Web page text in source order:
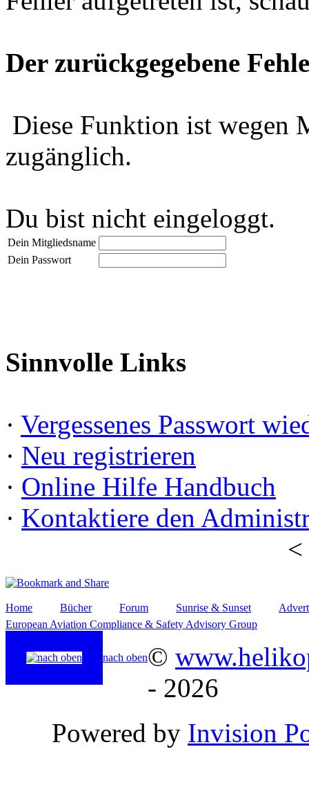
Der zurückgegebene
Diese Funktion ist wegen
zugänglich.
Du bist nicht eingeloggt.
Dein Mitgliedsname
Dein Passwort
Sinnvolle Links
· Vergessenes Passwort
· Neu registrieren
· Online Hilfe Handbuch
· Kontaktiere den
<
Home Bücher Forum Sunrise & Sunset
European Aviation Compliance & Safety Advisory Group
nach oben©
- 2026
Powered by Invision